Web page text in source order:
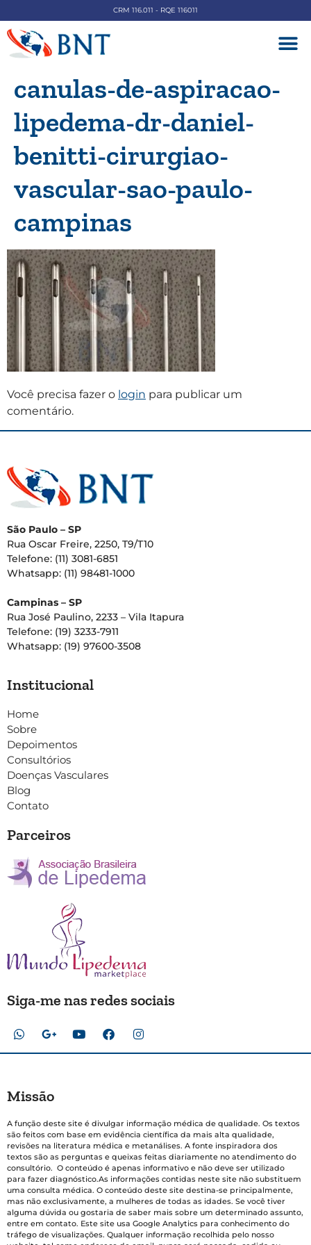
CRM 116.011 - RQE 116011
canulas-de-aspiracao-
lipedema-dr-daniel-
benitti-cirurgiao-
vascular-sao-paulo-
campinas
Você precisa fazer o login para publicar um
comentário.
São Paulo – SP
Rua Oscar Freire, 2250, T9/T10
Telefone: (11) 3081-6851
Whatsapp: (11) 98481-1000
Campinas – SP
Rua José Paulino, 2233 – Vila Itapura
Telefone: (19) 3233-7911
Whatsapp: (19) 97600-3508
Institucional
Home
Sobre
Depoimentos
Consultórios
Doenças Vasculares
Blog
Contato
Parceiros
Siga-me nas redes sociais
Missão
A função deste site é divulgar informação médica de qualidade. Os textos
são feitos com base em evidência científica da mais alta qualidade,
revisões na literatura médica e metanálises. A fonte inspiradora dos
textos são as perguntas e queixas feitas diariamente no atendimento do
consultório. O conteúdo é apenas informativo e não deve ser utilizado
para fazer diagnóstico.As informações contidas neste site não substituem
uma consulta médica. O conteúdo deste site destina-se principalmente,
mas não exclusivamente, a mulheres de todas as idades. Se você tiver
alguma dúvida ou gostaria de saber mais sobre um determinado assunto,
entre em contato. Este site usa Google Analytics para conhecimento do
tráfego de visualizações. Qualquer informação recolhida pelo nosso